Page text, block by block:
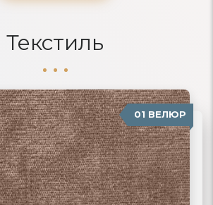
Текстиль
01 ВЕЛЮР
02 РОГОЖКА